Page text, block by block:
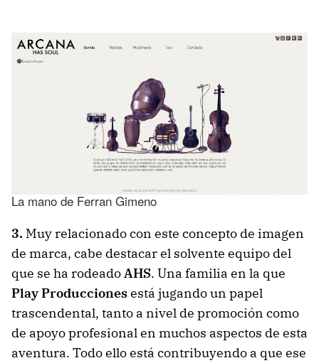
La mano de Ferran Gimeno
3. Muy relacionado con este concepto de imagen
de marca, cabe destacar el solvente equipo del
que se ha rodeado AHS. Una familia en la que
Play Produccionesestá jugando un papel
trascendental, tanto a nivel de promoción como
de apoyo profesional en muchos aspectos de esta
aventura. Todo ello está contribuyendo a que ese